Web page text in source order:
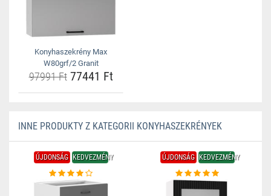
Konyhaszekrény Max
W80grf/2 Granit
97991 Ft77441 Ft
INNE PRODUKTY Z KATEGORII KONYHASZEKRÉNYEK
ÚJDONSÁG KEDVEZMÉNY ÚJDONSÁG KEDVEZMÉNY